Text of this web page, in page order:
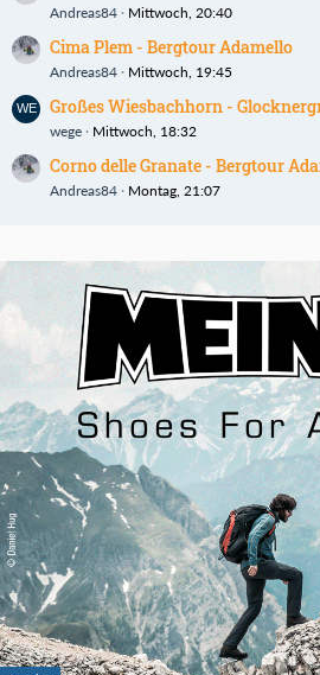
Andreas84 Mittwoch, 20:40
Cima Plem - Bergtour Adamello
Andreas84 Mittwoch, 19:45
Großes Wiesbachhorn -
wege Mittwoch, 18:32
Corno delle Granate - Bergtour
Andreas84 Montag, 21:07